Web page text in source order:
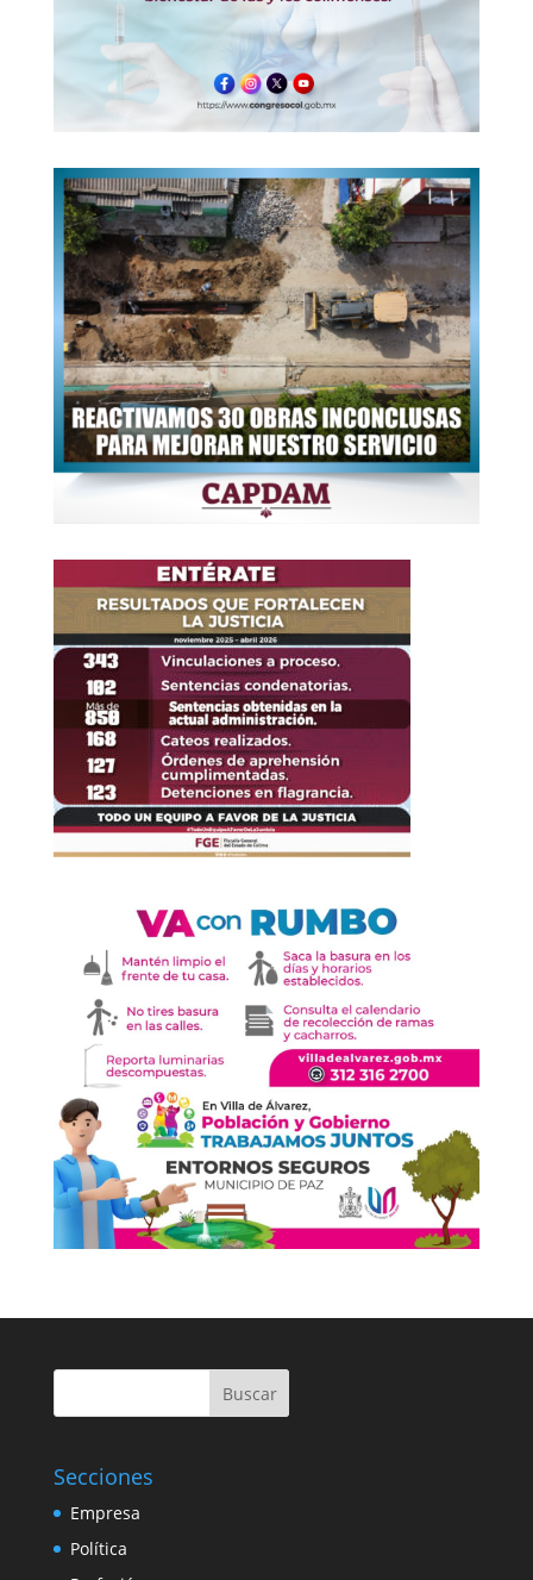
Buscar
Secciones
Empresa
Política